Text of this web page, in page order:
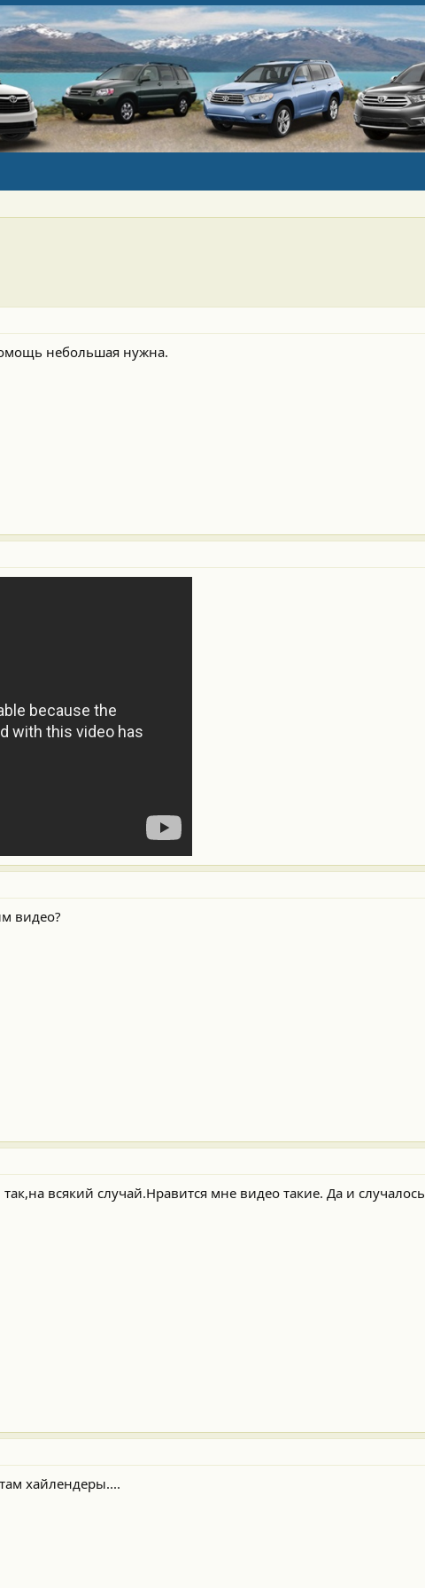
небольшая нужна.
видео?
так,на всякий случай.Нравится мне видео такие. Да и случалось
хайлендеры....